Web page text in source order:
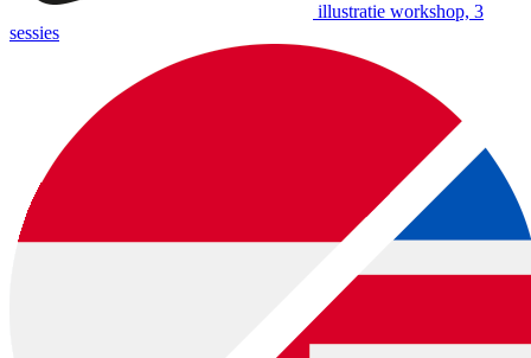
illustratie workshop, 3
sessies